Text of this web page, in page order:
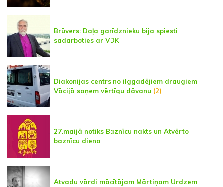
Brūvers: Daļa garīdznieku bija spiesti
sadarboties ar VDK
Diakonijas centrs no ilggadējiem draugiem
Vācijā saņem vērtīgu dāvanu (2)
27.maijā notiks Baznīcu nakts un Atvērto
baznīcu diena
Atvadu vārdi mācītājam Mārtiņam Urdzem